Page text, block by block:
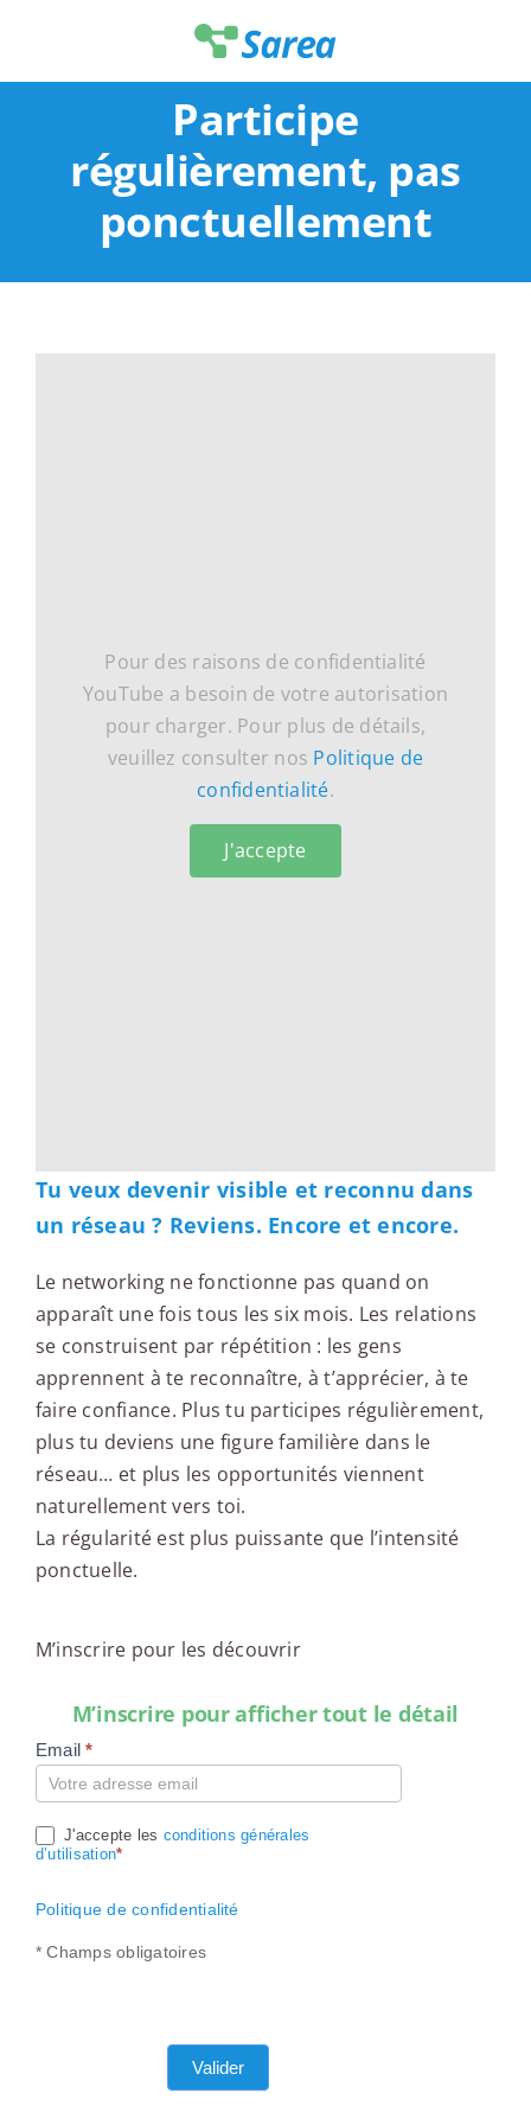
contenu
Participe
régulièrement, pas
ponctuellement
Pour des raisons de confidentialité
YouTube a besoin de votre autorisation
pour charger. Pour plus de détails,
veuillez consulter nos Politique de
confidentialité.
J'accepte
Tu veux devenir visible et reconnu dans
un réseau ? Reviens. Encore et encore.
Le networking ne fonctionne pas quand on
apparaît une fois tous les six mois. Les relations
se construisent par répétition : les gens
apprennent à te reconnaître, à t’apprécier, à te
faire confiance. Plus tu participes régulièrement,
plus tu deviens une figure familière dans le
réseau… et plus les opportunités viennent
naturellement vers toi.
La régularité est plus puissante que l’intensité
ponctuelle.
M’inscrire pour les découvrir
M’inscrire pour afficher tout le détail
Compte
Email*
J'accepte les conditions générales
d’utilisation*
Politique de confidentialité
* Champs obligatoires
Valider